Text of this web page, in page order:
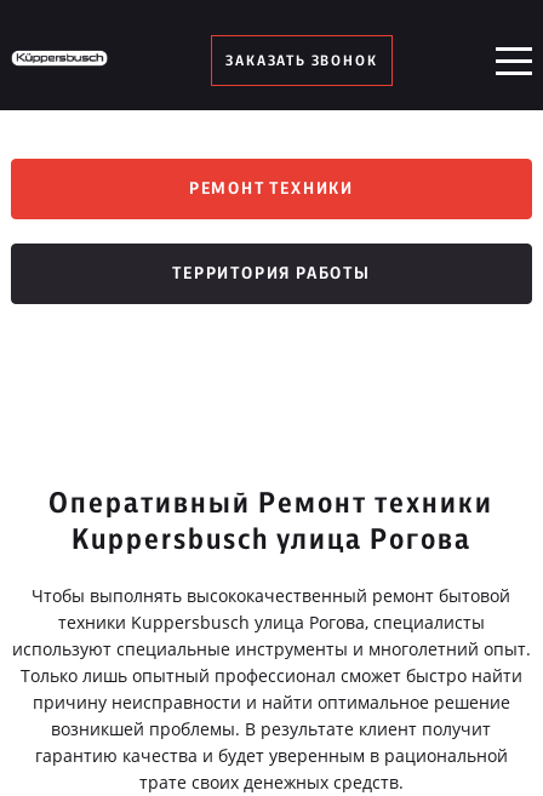
ЗАКАЗАТЬ ЗВОНОК
РЕМОНТ ТЕХНИКИ
ТЕРРИТОРИЯ РАБОТЫ
Оперативный Ремонт техники
Kuppersbusch улица Рогова
Чтобы выполнять высококачественный ремонт бытовой
техники Kuppersbusch улица Рогова, специалисты
используют специальные инструменты и многолетний опыт.
Только лишь опытный профессионал сможет быстро найти
причину неисправности и найти оптимальное решение
возникшей проблемы. В результате клиент получит
гарантию качества и будет уверенным в рациональной
трате своих денежных средств.